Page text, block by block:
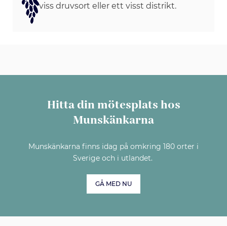
viss druvsort eller ett visst distrikt.
Hitta din mötesplats hos
Munskänkarna
Munskänkarna finns idag på omkring 180 orter i
Sverige och i utlandet.
GÅ MED NU